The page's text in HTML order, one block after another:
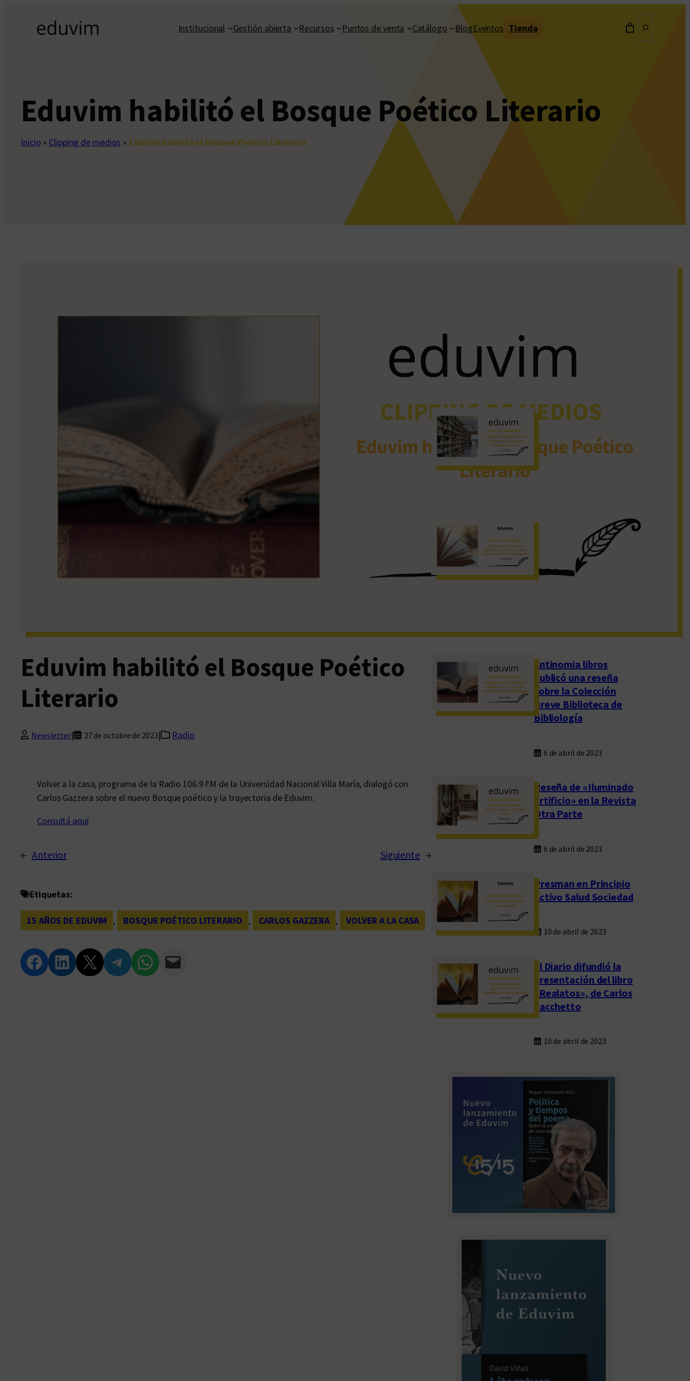
contenido
Institucional Gestión abierta Recursos Puntos de venta Catálogo BlogEventos Tienda
Eduvim habilitó el Bosque Poético Literario
Inicio » Clipping de medios » Eduvim habilitó el Bosque Poético Literario
Eduvim habilitó el Bosque Poético
Literario
Newsletter| 27 de octubre de 2023| Radio
Volver a la casa, programa de la Radio 106.9 FM de la Universidad Nacional Villa María, dialogó con
Carlos Gazzera sobre el nuevo Bosque poético y la trayectoria de Eduvim.
Consultá aquí
← Anterior Siguiente →
Etiquetas:
15 AÑOS DE EDUVIM , BOSQUE POÉTICO LITERARIO , CARLOS GAZZERA , VOLVER A LA CASA
Compartir en Facebook Compartir en LinkedIn Compartir en Twitter Compartir en Telegram Compartir en WhatsApp Compartir vía Email
Antiguos clipping de
medios
La Revista Analogías
de la sangre, editado
por Eduvim
Antropologías
difundió la
presentación de
«¿Qué hacemos con
1 de abril de 2023
Antinomia libros
publicó una reseña
sobre la Colección
Breve Biblioteca de
Bibliología
6 de abril de 2023
Reseña de «Iluminado
artificio» en la Revista
Otra Parte
6 de abril de 2023
Presman en Principio
Activo Salud Sociedad
10 de abril de 2023
El Diario difundió la
presentación del libro
«Realatos», de Carlos
Sacchetto
10 de abril de 2023